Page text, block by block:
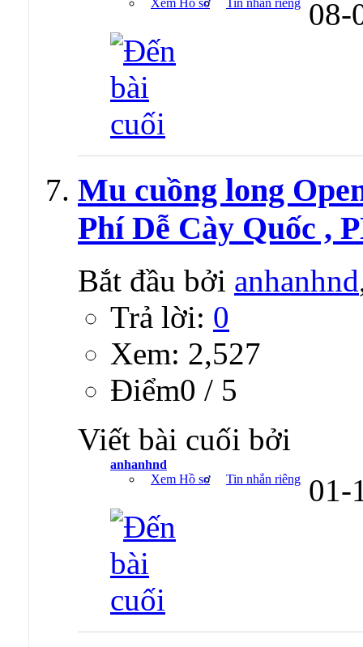
08-
Mu cuồng long
Phí Dễ Cày Quốc ,
Bắt đầu bởi anhanhnd
Trả lời: 0
Xem: 2,527
Ðiểm0 / 5
Viết bài cuối bởi
anhanhnd
Xem Hồ sơ
Tin nhắn riêng 01-